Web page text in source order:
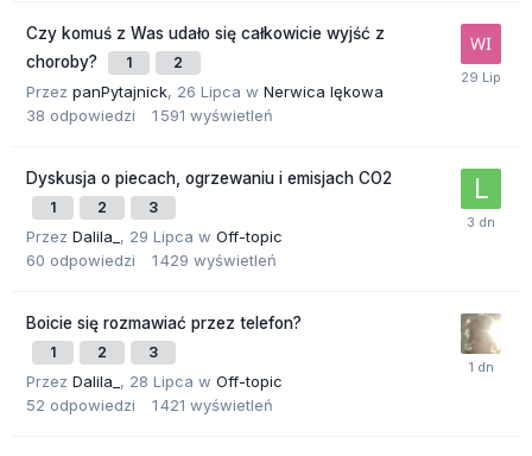
Czy komuś z Was udało się całkowicie wyjść z
choroby?
1 2
Przez panPytajnick, 26 Lipca w Nerwica lękowa
38 odpowiedzi 1 591 wyświetleń
Dyskusja o piecach, ogrzewaniu i emisjach CO2
1 2 3
Przez Dalila_ , 29 Lipca w Off-topic
60 odpowiedzi 1 429 wyświetleń
Boicie się rozmawiać przez telefon?
1 2 3
Przez Dalila_ , 28 Lipca w Off-topic
52 odpowiedzi 1 421 wyświetleń